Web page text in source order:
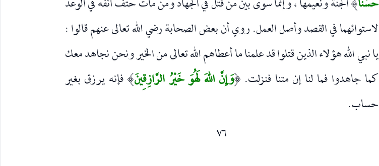
)
لاستوائهما في القصد وأصل العمل. روي أن بعض الصحابة رضي الله تعالى عنهم قالوا :
يا نبي الله هؤلاء الذين قتلوا قد علمنا ما أعطاهم الله تعالى من الخير ونحن نجاهد معك
كما جاهدوا فما لنا إن متنا فنزلت. (وَإِنَّ اللهَ لَهُوَ خَيْرُ الرَّازِقِينَ)فإنه يرزق بغير
حساب.
٧٦